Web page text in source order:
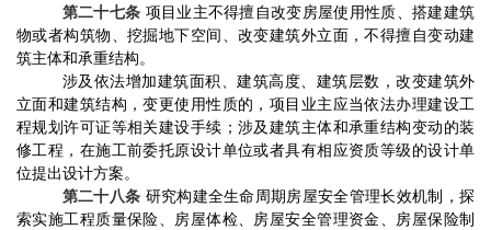
第二十七条 项目业主不得擅自改变房屋使用性质、搭建建筑
物或者构筑物、挖掘地下空间、改变建筑外立面，不得擅自变动建
筑主体和承重结构。
涉及依法增加建筑面积、建筑高度、建筑层数，改变建筑外
立面和建筑结构，变更使用性质的， 项目业主 应当依法办理建设工
程规划许可证等相关建设手续；涉及建筑主体和承重结构变动的装
修工程，在施工前委托原设计单位或者具有相应资质等级的设计单
位提出设计方案。
第二十八条 研究构建全生命周期房屋安全管理长效机制，探
索实施工程质量保险、房屋体检、房屋安全管理资金、房屋保险制